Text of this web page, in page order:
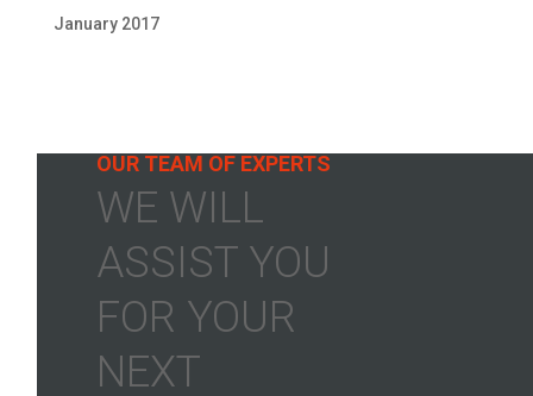
January 2017
OUR TEAM OF EXPERTS
WE WILL
ASSIST YOU
FOR YOUR
NEXT